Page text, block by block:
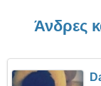
Άνδρες